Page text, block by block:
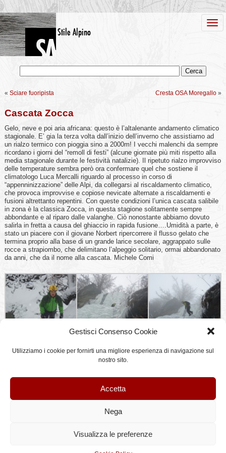
Gestisci Consenso Cookie
Utilizziamo i cookie per fornirti una migliore esperienza di navigazione sul
nostro sito.
Accetta
Nega
Visualizza le preferenze
« Sciare fuoripista Cresta OSA Moregallo »
Cascata Zocca
Gelo, neve e poi aria africana: questo è l’altalenante andamento climatico
stagionale. E’ gia la terza volta dall’inizio dell’inverno che assistiamo ad
un rialzo termico con pioggia sino a 2000m! I vecchi malenchi da sempre
ricordano i giorni del “remoll di festi” (alcune giornate più miti rispetto alla
media stagionale durante le festività natalizie). Il ripetuto rialzo improvviso
delle temperature sembra però ora confermare quel che sostiene il
climatologo Luca Mercalli riguardo al processo in corso di
“appenninizzazione” delle Alpi, da collegarsi al riscaldamento climatico,
che provoca improvvise e copiose nevicate alternate a riscaldamenti e
fusioni altrettanto repentini. Con queste condizioni l’unica cascata salibile
in zona è la classica Zocca, in questa stagione solitamente sempre
abbondante e al riparo dalle valanghe. Ciò nonostante abbiamo dovuto
salirla in fretta a causa del ghiaccio in rapida fusione….Umidità a parte, è
stato un piacere con il giovane Norbert ripercorrere il flusso gelato che
termina proprio alla base di un grande larice secolare, aggrappato sulle
rocce a strapiombo, che delimitano l’alpeggio solitario, ormai abbandonato
da anni, che da il nome alla cascata. Michele Comi
Questo articolo è stato pubblicato il lunedì, 10 Gennaio 2011 alle 16:53 e classificato
©StileAlpino.it - Testi e immagini sono proprietà di StileAlpino.it, qualsiasi riproduzione